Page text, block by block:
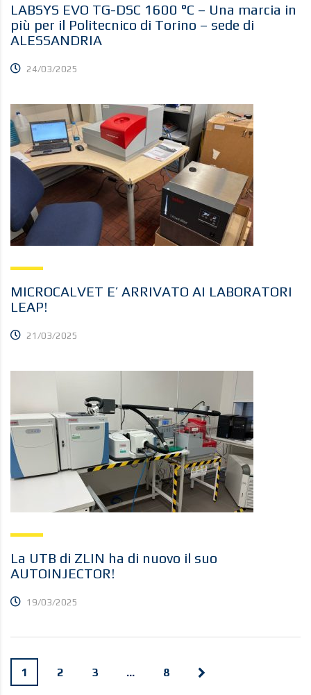
LABSYS EVO TG-DSC 1600 °C – Una marcia in
più per il Politecnico di Torino – sede di
ALESSANDRIA
24/03/2025
MICROCALVET E’ ARRIVATO AI LABORATORI
LEAP!
21/03/2025
La UTB di ZLIN ha di nuovo il suo
AUTOINJECTOR!
19/03/2025
1 2 3 … 8